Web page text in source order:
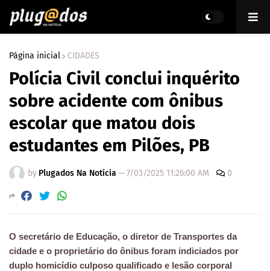
Página inicial CIDADES
Polícia Civil conclui inquérito
sobre acidente com ônibus
escolar que matou dois
estudantes em Pilões, PB
by Plugados Na Notícia —7/03/2025 11:26:00 AM 0
O secretário de Educação, o diretor de Transportes da
cidade e o proprietário do ônibus foram indiciados por
duplo homicídio culposo qualificado e lesão corporal